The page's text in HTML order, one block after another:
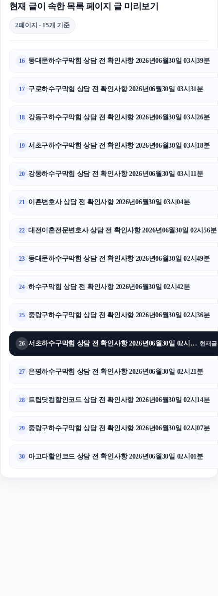
현재 글이 속한 목록 페이지 글 미리보기
2페이지 · 15개 기준
16 동대문하수구막힘 상담 전 확인사항 2026년06월30일 03시39분
17 구로하수구막힘 상담 전 확인사항 2026년06월30일 03시31분
18 강동구하수구막힘 상담 전 확인사항 2026년06월30일 03시26분
19 서초구하수구막힘 상담 전 확인사항 2026년06월30일 03시18분
20 강동하수구막힘 상담 전 확인사항 2026년06월30일 03시11분
21 이혼변호사 상담 전 확인사항 2026년06월30일 03시04분
22 대전이혼전문변호사 상담 전 확인사항 2026년06월30일 02시56분
23 동대문하수구막힘 상담 전 확인사항 2026년06월30일 02시49분
24 하수구막힘 상담 전 확인사항 2026년06월30일 02시42분
25 중랑구하수구막힘 상담 전 확인사항 2026년06월30일 02시36분
26 서초하수구막힘 상담 전 확인사항 2026년06월30일 02시29분 현재글
27 은평하수구막힘 상담 전 확인사항 2026년06월30일 02시21분
28 트립닷컴할인코드 상담 전 확인사항 2026년06월30일 02시14분
29 중랑구하수구막힘 상담 전 확인사항 2026년06월30일 02시07분
30 아고다할인코드 상담 전 확인사항 2026년06월30일 02시01분